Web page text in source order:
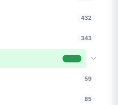
432
343
682
59
85